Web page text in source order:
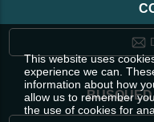
This website uses
experience we can.
information about how
allow us to remember
the use of cookies for